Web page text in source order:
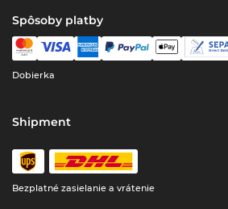
Spôsoby platby
Dobierka
Shipment
Bezplatné zasielanie a vrátenie